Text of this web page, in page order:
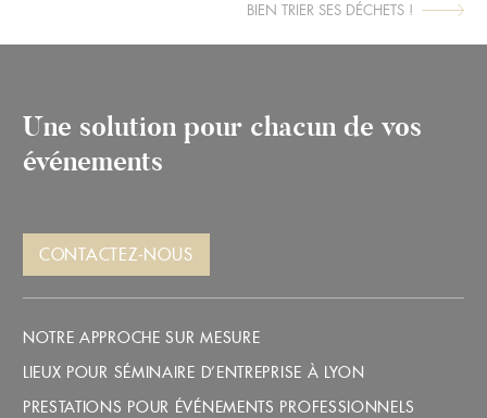
ARTICLE
BIEN TRIER SES DÉCHETS !
Une solution pour chacun de vos
événements
CONTACTEZ-NOUS
NOTRE APPROCHE SUR MESURE
LIEUX POUR SÉMINAIRE D’ENTREPRISE À LYON
PRESTATIONS POUR ÉVÉNEMENTS PROFESSIONNELS